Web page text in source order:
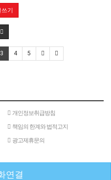
쓰기
3 4 5
개인정보취급방침
책임의 한계와 법적고지
광고제휴문의
연결